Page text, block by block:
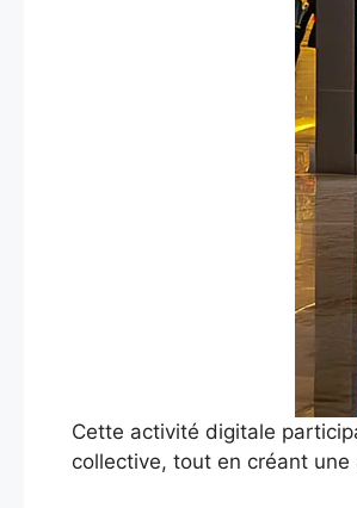
Cette activité digitale
collective, tout en créant